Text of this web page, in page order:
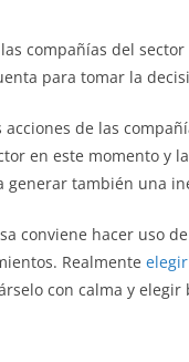
compañías del
para tomar la
acciones de las
en este momento y
generar también una
conviene hacer uso
Realmente
con calma y elegir